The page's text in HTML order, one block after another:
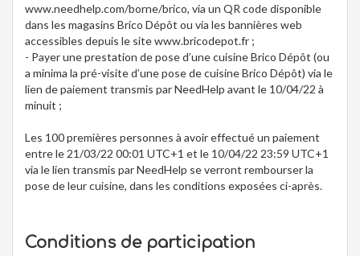
www.needhelp.com/borne/brico, via un QR code disponible
dans les magasins Brico Dépôt ou via les bannières web
accessibles depuis le site www.bricodepot.fr ;
- Payer une prestation de pose d’une cuisine Brico Dépôt (ou
a minima la pré-visite d’une pose de cuisine Brico Dépôt) via le
lien de paiement transmis par NeedHelp avant le 10/04/22 à
minuit ;
Les 100 premières personnes à avoir effectué un paiement
entre le 21/03/22 00:01 UTC+1 et le 10/04/22 23:59 UTC+1
via le lien transmis par NeedHelp se verront rembourser la
pose de leur cuisine, dans les conditions exposées ci-après.
Conditions de participation